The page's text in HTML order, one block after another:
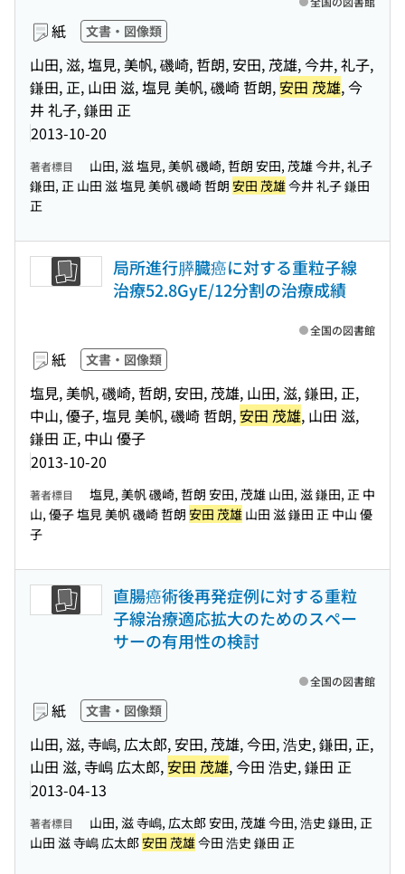
紙 文書・図像類
山田, 滋, 塩見, 美帆, 磯崎, 哲朗, 安田, 茂雄, 今井, 礼子,
鎌田, 正, 山田 滋, 塩見 美帆, 磯崎 哲朗, 安田 茂雄, 今
井 礼子, 鎌田 正
2013-10-20
著者標目
山田, 滋 塩見, 美帆 磯崎, 哲朗 安田, 茂雄 今井, 礼子
鎌田, 正 山田 滋 塩見 美帆 磯崎 哲朗 安田 茂雄今井 礼子 鎌田
正
局所進行膵臓癌に対する重粒子線
治療52.8GyE/12分割の治療成績
紙 文書・図像類
塩見, 美帆, 磯崎, 哲朗, 安田, 茂雄, 山田, 滋, 鎌田, 正,
中山, 優子, 塩見 美帆, 磯崎 哲朗, 安田 茂雄, 山田 滋,
鎌田 正, 中山 優子
2013-10-20
全国の図書館
著者標目
塩見, 美帆 磯崎, 哲朗 安田, 茂雄 山田, 滋 鎌田, 正 中
山, 優子 塩見 美帆 磯崎 哲朗 安田 茂雄 山田 滋 鎌田 正 中山 優
子
直腸癌術後再発症例に対する重粒
子線治療適応拡大のためのスペー
サーの有用性の検討
紙 文書・図像類
山田, 滋, 寺嶋, 広太郎, 安田, 茂雄, 今田, 浩史, 鎌田, 正,
山田 滋, 寺嶋 広太郎, 安田 茂雄, 今田 浩史, 鎌田 正
2013-04-13
全国の図書館
著者標目
山田, 滋 寺嶋, 広太郎 安田, 茂雄 今田, 浩史 鎌田, 正
山田 滋 寺嶋 広太郎安田 茂雄今田 浩史 鎌田 正